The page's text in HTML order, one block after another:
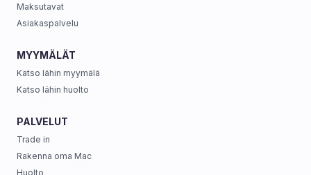
Maksutavat
Asiakaspalvelu
MYYMÄLÄT
Katso lähin myymälä
Katso lähin huolto
PALVELUT
Trade in
Rakenna oma Mac
Huolto